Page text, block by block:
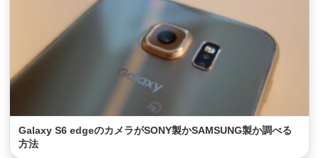
Galaxy S6 edgeのカメラがSONY製かSAMSUNG製か調べる
方法